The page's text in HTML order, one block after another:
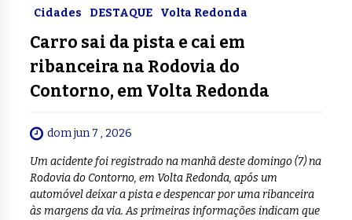
Cidades DESTAQUE Volta Redonda
Carro sai da pista e cai em
ribanceira na Rodovia do
Contorno, em Volta Redonda
dom jun 7 , 2026
Um acidente foi registrado na manhã deste domingo (7) na
Rodovia do Contorno, em Volta Redonda, após um
automóvel deixar a pista e despencar por uma ribanceira
às margens da via. As primeiras informações indicam que